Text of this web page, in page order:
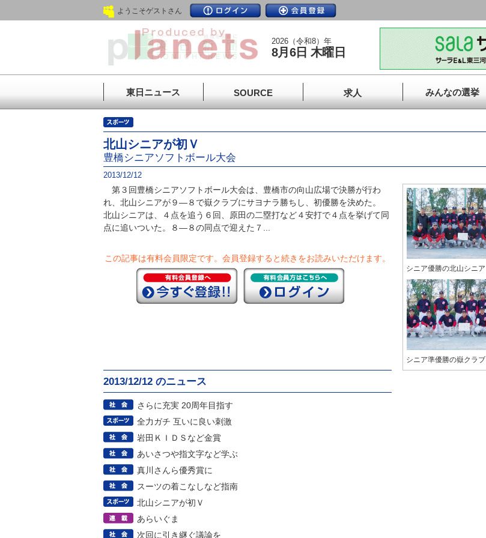
ようこそゲストさん
2026（令和8）年
8月6日 木曜日
東日ニュース SOURCE 求人 みんなの選挙
北山シニアが初Ｖ
豊橋シニアソフトボール大会
2013/12/12
第３回豊橋シニアソフトボール大会は、豊橋市の向山広場で決勝が行わ
れ、北山シニアが９―８で嶽クラブにサヨナラ勝ちし、初優勝を決めた。
北山シニアは、４点を追う６回、原田の二塁打など４安打で４点を挙げて同
点に追いついた。８―８の同点で迎えた７...
この記事は有料会員限定です。 会員登録すると続きをお読みいただけます。
2013/12/12 のニュース
さらに充実 20周年目指す
全力ガチ 互いに良い刺激
岩田ＫＩＤＳなど金賞
あいさつや指文字など学ぶ
真川さんら優秀賞に
スーツの着こなしなど指南
北山シニアが初Ｖ
あらいぐま
次回に引き継ぐ議論を
シニア優勝の北山シニア
シニア準優勝の嶽クラブ